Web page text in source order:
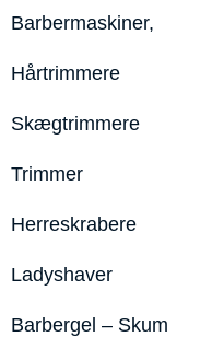
Barbermaskiner,
Hårtrimmere
Skægtrimmere
Trimmer
Herreskrabere
Ladyshaver
Barbergel – Skum